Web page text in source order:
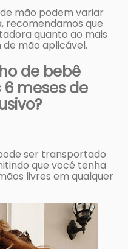
mão podem variar
recomendamos que
quanto ao mais
mão aplicável.
de bebê
6 meses de
ser transportado
que você tenha
livres em qualquer